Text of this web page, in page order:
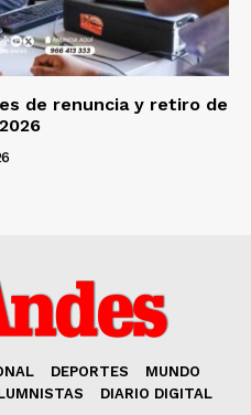
de renuncia y retiro de
DEPORTES
MUNDO
DIARIO DIGITAL